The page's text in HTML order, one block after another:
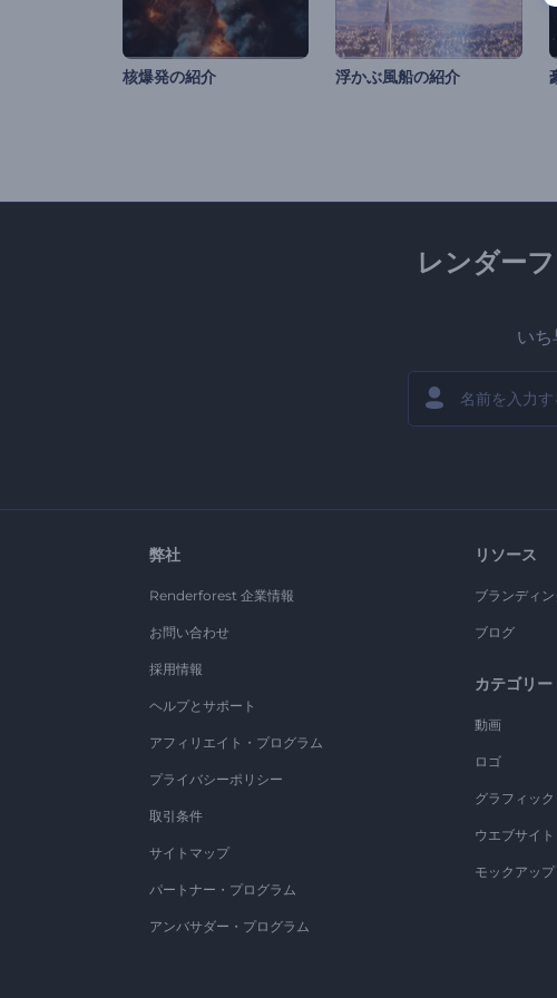
核爆発の紹介 浮かぶ風船の紹介
レンダー
いち
弊社
Renderforest 企業情報
お問い合わせ
採用情報
ヘルプとサポート
アフィリエイト・プログラム
プライバシーポリシー
取引条件
サイトマップ
パートナー・プログラム
アンバサダー・プログラム
リソース
ブランディ
ブログ
カテゴリー
動画
ロゴ
グラフィッ
ウエブサイト
モックアップ